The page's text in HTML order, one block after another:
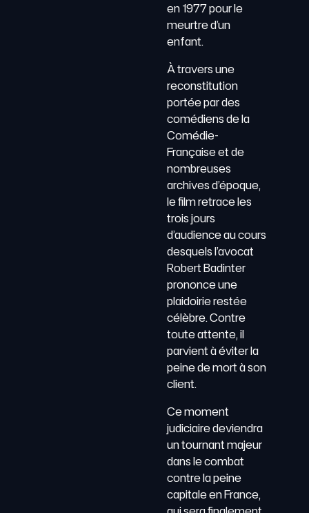
en 1977 pour le
meurtre d’un
enfant.
À travers une
reconstitution
portée par des
comédiens de la
Comédie-
Française et de
nombreuses
archives d’époque,
le film retrace les
trois jours
d’audience au cours
desquels l’avocat
Robert Badinter
prononce une
plaidoirie restée
célèbre. Contre
toute attente, il
parvient à éviter la
peine de mort à son
client.
Ce moment
judiciaire deviendra
un tournant majeur
dans le combat
contre la peine
capitale en France,